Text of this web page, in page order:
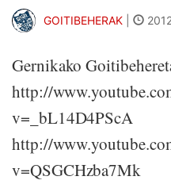
GOITIBEHERAK
Gernikako
http://
v=_bL14D4PScA
http://
v=QSGCHzba7Mk